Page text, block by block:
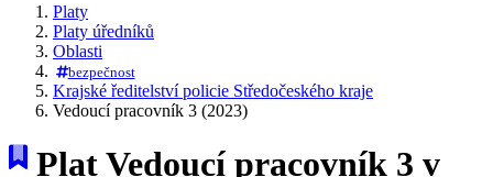
Platy
Platy úředníků
Oblasti
bezpečnost
Krajské ředitelství policie Středočeského kraje
Vedoucí pracovník 3 (2023)
Plat Vedoucí pracovník 3 v